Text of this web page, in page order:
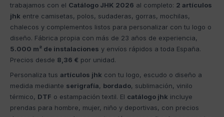
trabajamos con el Catálogo JHK 2026 al completo: 2 artículos
jhk entre camisetas, polos, sudaderas, gorras, mochilas,
chalecos y complementos listos para personalizar con tu logo o
diseño. Fábrica propia con más de 23 años de experiencia,
5.000 m² de instalaciones y envíos rápidos a toda España.
Precios desde 8,36 € por unidad.
Personaliza tus artículos jhk con tu logo, escudo o diseño a
medida mediante serigrafía, bordado, sublimación, vinilo
térmico, DTF o estampación textil. El catálogo jhk incluye
prendas para hombre, mujer, niño y deportivas, con precios